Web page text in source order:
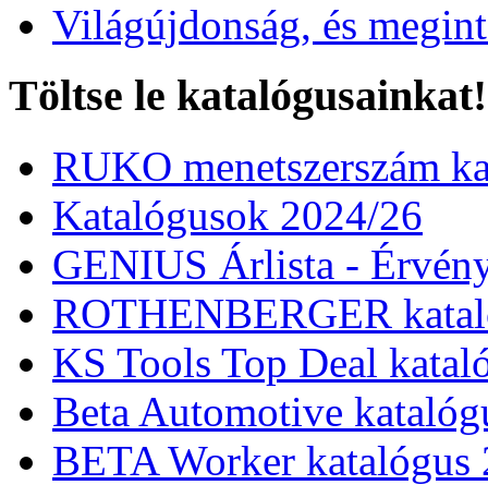
Világújdonság, és
Töltse le katalógusainkat!
RUKO menetszerszám
Katalógusok 2024/26
GENIUS Árlista -
ROTHENBERGER
KS Tools Top Deal
Beta Automotive
BETA Worker katalógus